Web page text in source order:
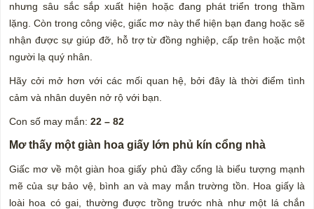
nhưng sâu sắc sắp xuất hiện hoặc đang phát triển trong thầm
lặng. Còn trong công việc, giấc mơ này thể hiện bạn đang hoặc sẽ
nhận được sự giúp đỡ, hỗ trợ từ đồng nghiệp, cấp trên hoặc một
người lạ quý nhân.
Hãy cởi mở hơn với các mối quan hệ, bởi đây là thời điểm tình
cảm và nhân duyên nở rộ với bạn.
Con số may mắn: 22 – 82
Mơ thấy một giàn hoa giấy lớn phủ kín cổng nhà
Giấc mơ về một giàn hoa giấy phủ đầy cổng là biểu tượng mạnh
mẽ của sự bảo vệ, bình an và may mắn trường tồn. Hoa giấy là
loài hoa có gai, thường được trồng trước nhà như một lá chắn